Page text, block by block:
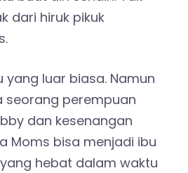
dari hiruk pikuk
yang luar biasa. Namun
seorang perempuan
dan kesenangan
Moms bisa menjadi ibu
hebat dalam waktu